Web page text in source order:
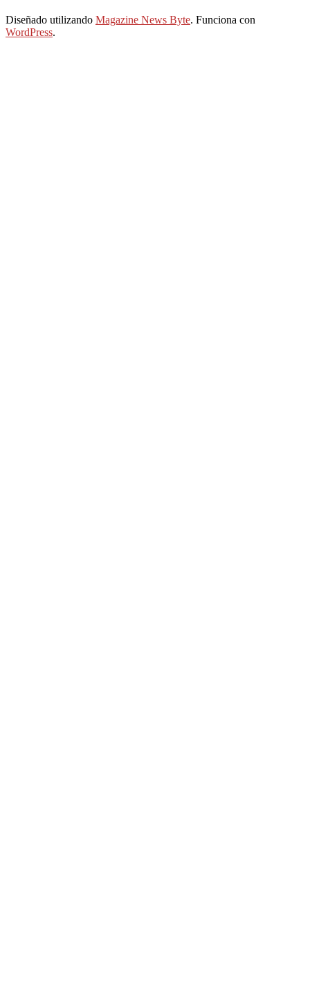
Diseñado utilizando Magazine News Byte. Funciona con
WordPress.